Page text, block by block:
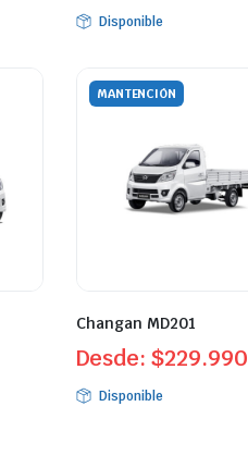
Disponible
MANTENCIÓN
Changan MD201
Desde:$229.990
Disponible